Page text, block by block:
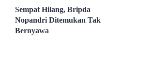
Sempat Hilang, Bripda
Nopandri Ditemukan Tak
Bernyawa